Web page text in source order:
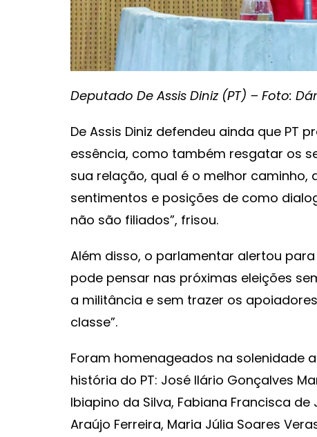
Deputado De Assis Diniz (PT) – Foto:
De Assis Diniz defendeu ainda que
essência, como também resgatar os
sua relação, qual é o melhor
sentimentos e posições de como
não são filiados”, frisou.
Além disso, o parlamentar alertou
pode pensar nas próximas eleições
a militância e sem trazer os
classe”.
Foram homenageados na solenidade
história do PT: José Ilário Gonçalves
Ibiapino da Silva, Fabiana Francisca
Araújo Ferreira, Maria Júlia Soares